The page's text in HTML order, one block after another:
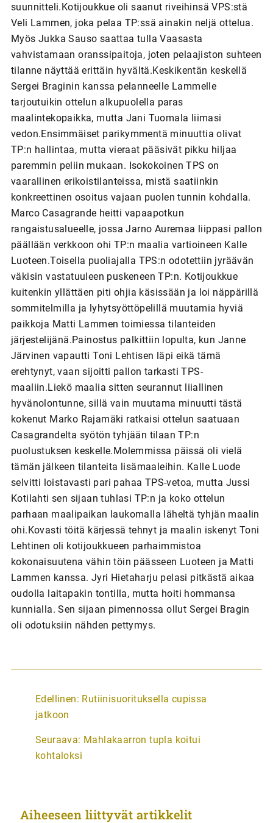
suunnitteli.Kotijoukkue oli saanut riveihinsä VPS:stä
Veli Lammen, joka pelaa TP:ssä ainakin neljä ottelua.
Myös Jukka Sauso saattaa tulla Vaasasta
vahvistamaan oranssipaitoja, joten pelaajiston suhteen
tilanne näyttää erittäin hyvältä.Keskikentän keskellä
Sergei Braginin kanssa pelanneelle Lammelle
tarjoutuikin ottelun alkupuolella paras
maalintekopaikka, mutta Jani Tuomala liimasi
vedon.Ensimmäiset parikymmentä minuuttia olivat
TP:n hallintaa, mutta vieraat pääsivät pikku hiljaa
paremmin peliin mukaan. Isokokoinen TPS on
vaarallinen erikoistilanteissa, mistä saatiinkin
konkreettinen osoitus vajaan puolen tunnin kohdalla.
Marco Casagrande heitti vapaapotkun
rangaistusalueelle, jossa Jarno Auremaa liippasi pallon
päällään verkkoon ohi TP:n maalia vartioineen Kalle
Luoteen.Toisella puoliajalla TPS:n odotettiin jyräävän
väkisin vastatuuleen puskeneen TP:n. Kotijoukkue
kuitenkin yllättäen piti ohjia käsissään ja loi näppärillä
sommitelmilla ja lyhytsyöttöpelillä muutamia hyviä
paikkoja Matti Lammen toimiessa tilanteiden
järjestelijänä.Painostus palkittiin lopulta, kun Janne
Järvinen vapautti Toni Lehtisen läpi eikä tämä
erehtynyt, vaan sijoitti pallon tarkasti TPS-
maaliin.Liekö maalia sitten seurannut liiallinen
hyvänolontunne, sillä vain muutama minuutti tästä
kokenut Marko Rajamäki ratkaisi ottelun saatuaan
Casagrandelta syötön tyhjään tilaan TP:n
puolustuksen keskelle.Molemmissa päissä oli vielä
tämän jälkeen tilanteita lisämaaleihin. Kalle Luode
selvitti loistavasti pari pahaa TPS-vetoa, mutta Jussi
Kotilahti sen sijaan tuhlasi TP:n ja koko ottelun
parhaan maalipaikan laukomalla läheltä tyhjän maalin
ohi.Kovasti töitä kärjessä tehnyt ja maalin iskenyt Toni
Lehtinen oli kotijoukkueen parhaimmistoa
kokonaisuutena vähin töin päässeen Luoteen ja Matti
Lammen kanssa. Jyri Hietaharju pelasi pitkästä aikaa
oudolla laitapakin tontilla, mutta hoiti hommansa
kunnialla. Sen sijaan pimennossa ollut Sergei Bragin
oli odotuksiin nähden pettymys.
A
r
i
Edellinen: Rutiinisuorituksella cupissa
jatkoon
Seuraava: Mahlakaarron tupla koitui
kohtaloksi
Aiheeseen liittyvät artikkelit